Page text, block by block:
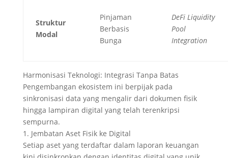
Struktur
Modal
Pinjaman
Berbasis
Bunga
DeFi Liquidity
Pool
Integration
Harmonisasi Teknologi: Integrasi Tanpa Batas
Pengembangan ekosistem ini berpijak pada
sinkronisasi data yang mengalir dari dokumen fisik
hingga lampiran digital yang telah terenkripsi
sempurna.
1. Jembatan Aset Fisik ke Digital
Setiap aset yang terdaftar dalam laporan keuangan